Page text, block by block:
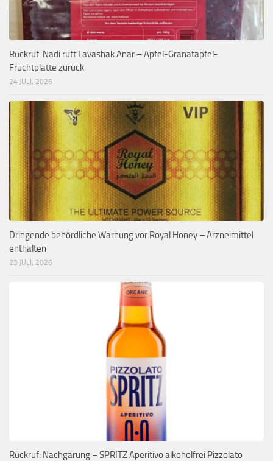
Rückruf: Nadi ruft Lavashak Anar – Apfel-Granatapfel-
Fruchtplatte zurück
24 JULI, 2026
Dringende behördliche Warnung vor Royal Honey – Arzneimittel
enthalten
23 JULI, 2026
Rückruf: Nachgärung – SPRITZ Aperitivo alkoholfrei Pizzolato